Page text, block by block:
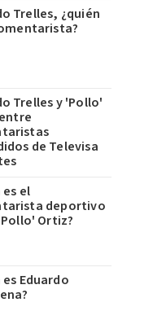
Trelles, ¿quién
Trelles y 'Pollo'
de Televisa
es el
deportivo
Ortiz?
es Eduardo